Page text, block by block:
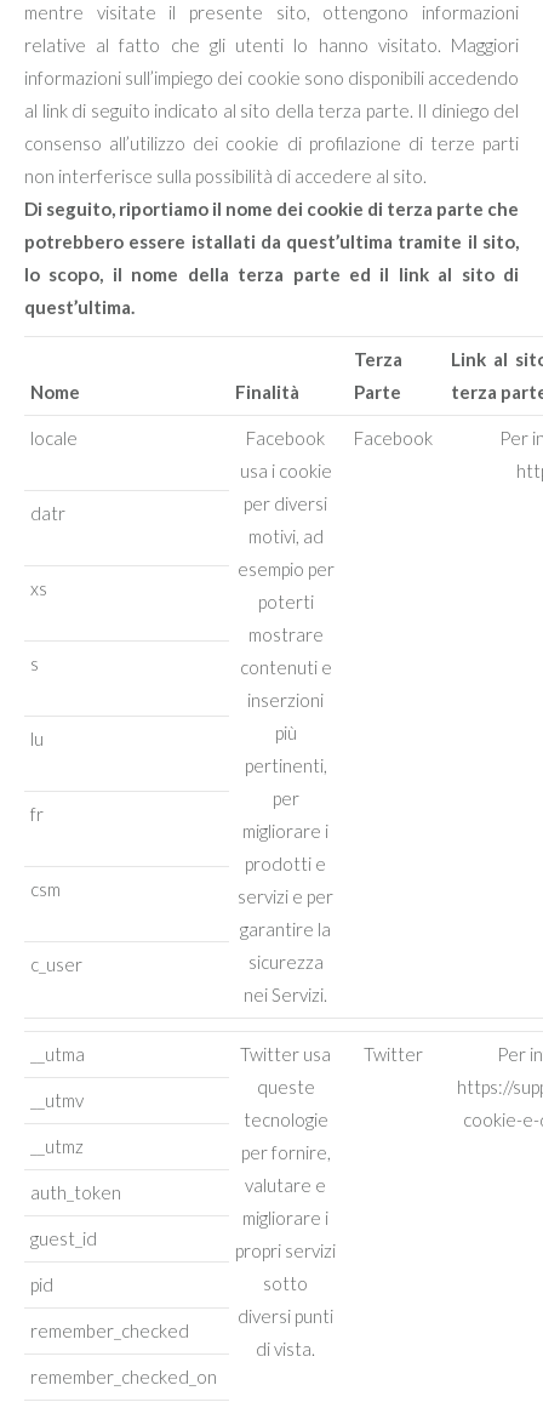
mentre visitate il presente sito, ottengono informazioni
relative al fatto che gli utenti lo hanno visitato. Maggiori
informazioni sull’impiego dei cookie sono disponibili accedendo
al link di seguito indicato al sito della terza parte. Il diniego del
consenso all’utilizzo dei cookie di profilazione di terze parti
non interferisce sulla possibilità di accedere al sito.
Di seguito, riportiamo il nome dei cookie di terza parte che
potrebbero essere istallati da quest’ultima tramite il sito,
lo scopo, il nome della terza parte ed il link al sito di
quest’ultima.
Nome Finalità
Terza
Parte
Link al
terza
locale
Facebook
usa i cookie
per diversi
motivi, ad
esempio per
poterti
mostrare
contenuti e
inserzioni
più
pertinenti,
per
migliorare i
prodotti e
servizi e per
garantire la
sicurezza
nei Servizi.
Facebook
Per
datr
xs
s
lu
fr
csm
c_user
__utma
Twitter usa
queste
tecnologie
per fornire,
valutare e
migliorare i
propri servizi
sotto
diversi punti
di vista.
Twitter
Per
https://
cookie-
__utmv
__utmz
auth_token
guest_id
pid
remember_checked
remember_checked_on